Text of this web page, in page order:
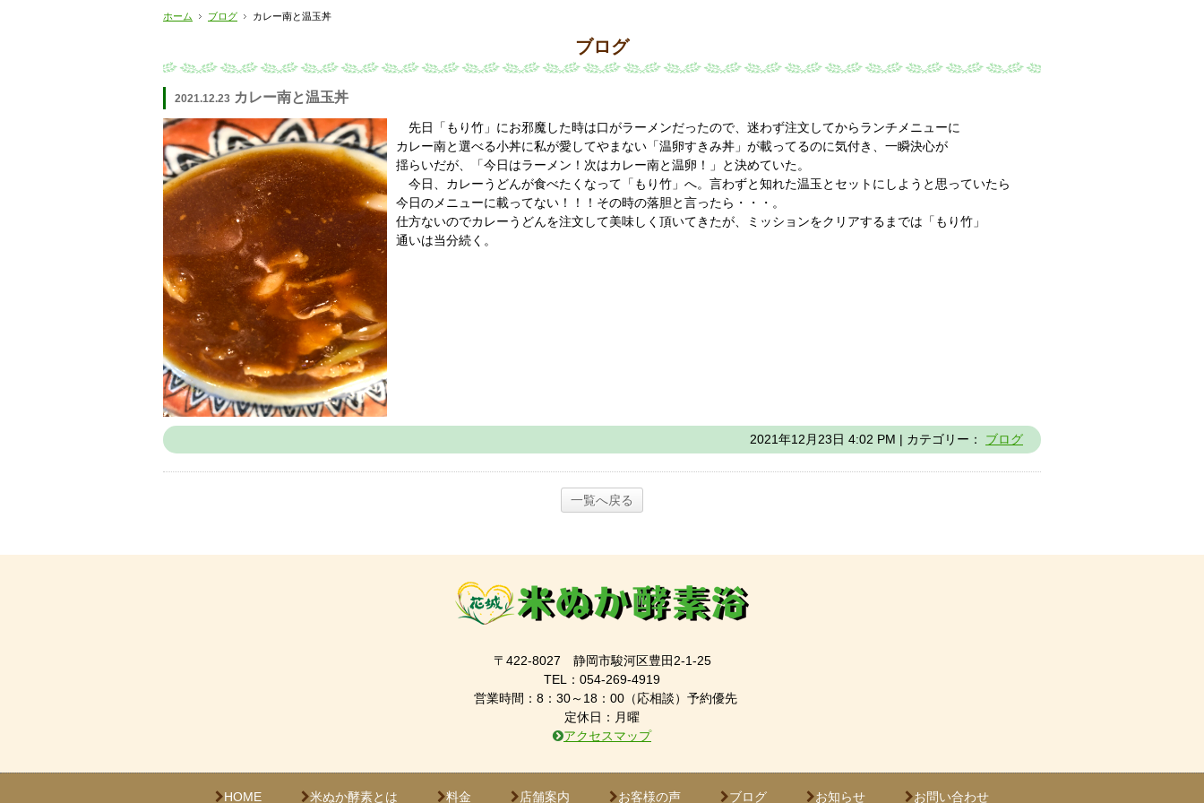
ホーム ブログ カレー南と温玉丼
ブログ
2021.12.23 カレー南と温玉丼
先日「もり竹」にお邪魔した時は口がラーメンだったので、迷わず注文してからランチメニューに
カレー南と選べる小丼に私が愛してやまない「温卵すきみ丼」が載ってるのに気付き、一瞬決心が
揺らいだが、「今日はラーメン！次はカレー南と温卵！」と決めていた。
今日、カレーうどんが食べたくなって「もり竹」へ。言わずと知れた温玉とセットにしようと思っていたら
今日のメニューに載ってない！！！その時の落胆と言ったら・・・。
仕方ないのでカレーうどんを注文して美味しく頂いてきたが、ミッションをクリアするまでは「もり竹」
通いは当分続く。
2021年12月23日 4:02 PM | カテゴリー： ブログ
一覧へ戻る
〒422-8027 静岡市駿河区豊田2-1-25
TEL：054-269-4919
営業時間：8：30～18：00（応相談）予約優先
定休日：月曜
アクセスマップ
HOME 米ぬか酵素とは 料金 店舗案内 お客様の声 ブログ お知らせ お問い合わせ